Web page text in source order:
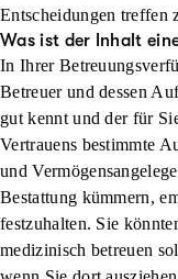
Entscheidungen treffen
Was ist der Inhalt
In Ihrer
Betreuer und dessen
gut kennt und der für
Vertrauens bestimmte
und
Bestattung kümmern,
festzuhalten. Sie
medizinisch betreuen